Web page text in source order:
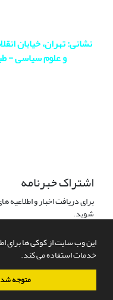
این وب سایت از کوکی ها برای
خدمات استفاده می کند.
متوجه
نشانی: تهران، خیابان
و علوم سیاسی - طبقه 4 - دفتر مجله -
اشتراک خبرنامه
برای دریافت اخبار و
شوید.
سامانه مدیریت نشریات